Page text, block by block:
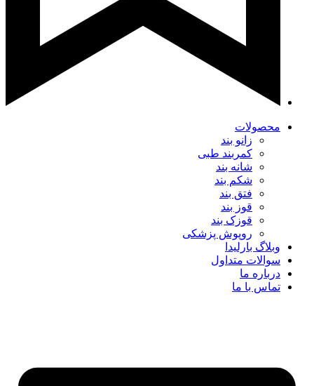
محصولات
زانو بند
کمربند طبی
شانه بند
شکم بند
فتق بند
قوز بند
قوزک بند
روپوش پزشکی
وبلاگ بارلیدا
سوالات متداول
درباره ما
تماس با ما